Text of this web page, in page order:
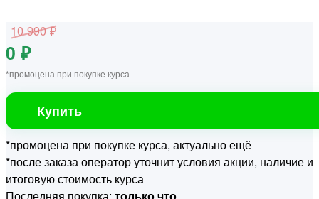
10 990 ₽
0 ₽
*промоцена при покупке курса
Купить
*промоцена при покупке курса, актуально ещё
*после заказа оператор уточнит условия акции, наличие и
итоговую стоимость курса